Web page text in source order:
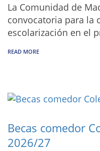
La Comunidad de
convocatoria para la
escolarización en el
READ MORE
Becas comedor
2026/27